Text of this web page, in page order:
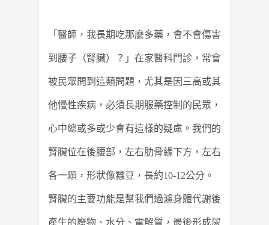
「醫師，我長期吃那麼多藥，會不會傷害
到腰子（腎臟）？」在家醫科門診，常會
被民眾問到這類問題，尤其是因三高或其
他慢性疾病，必須長期服藥控制的民眾，
心中總或多或少會有這樣的疑慮。我們的
腎臟位在後腰部，左右肋骨緣下方，左右
各一顆，形狀像蠶豆，長約10-12公分。
腎臟的主要功能是幫我們過濾身體代謝後
產生的廢物、水分、電解質，最後形成尿